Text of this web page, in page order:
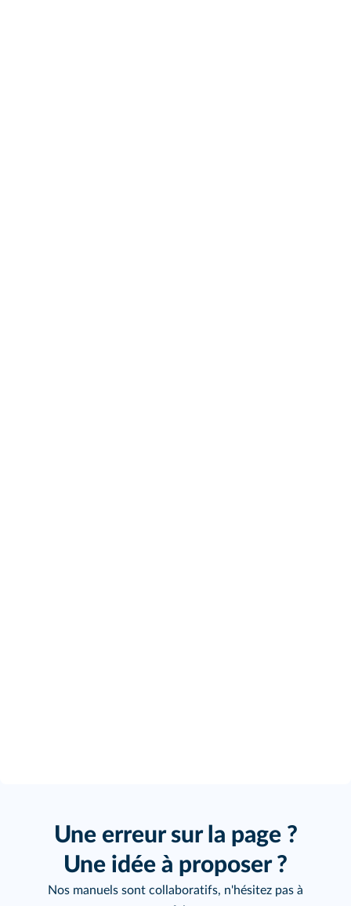
Une erreur sur la page ?
Une idée à proposer ?
Nos manuels sont collaboratifs, n'hésitez pas à